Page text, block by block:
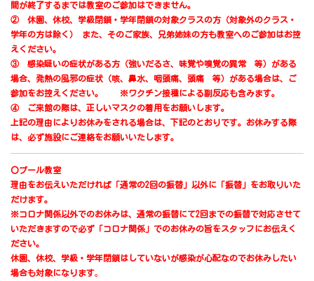
間が終了するまでは教室のご参加はできません。
② 休園、休校、学級閉鎖・学年閉鎖の対象クラスの方（対象外のクラス・
学年の方は除く） また、そのご家族、兄弟姉妹の方も教室へのご参加はお控
えください。
③ 感染疑いの症状がある方（強いだるさ、味覚や嗅覚の異常 等）がある
場合、発熱の風邪の症状（咳、鼻水、咽頭痛、頭痛 等）がある場合は、ご
参加をお控えください。 ※ワクチン接種による副反応も含みます。
④ ご来館の際は、正しいマスクの着用をお願いします。
上記の理由によりお休みをされる場合は、下記のとおりです。お休みする際
は、必ず施設にご連絡をお願いいたします。
〇プール教室
理由をお伝えいただければ「通常の2回の振替」以外に「振替」をお取りいた
だけます。
※コロナ関係以外でのお休みは、通常の振替にて2回までの振替で対応させて
いただきますので必ず「コロナ関係」でのお休みの旨をスタッフにお伝えく
ださい。
休園、休校、学級・学年閉鎖はしていないが感染が心配なのでお休みしたい
場合も対象になります。